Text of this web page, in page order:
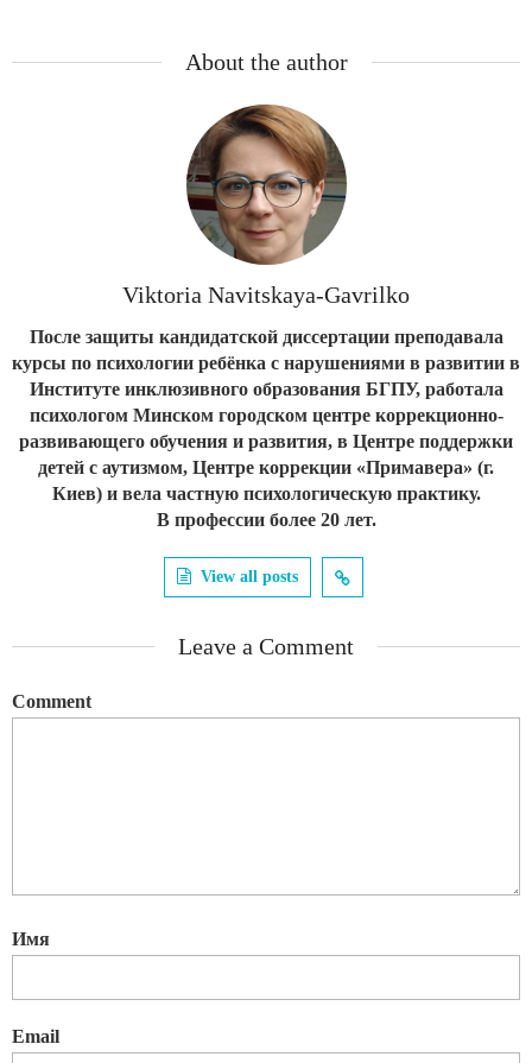
About the author
Viktoria Navitskaya-Gavrilko
После защиты кандидатской диссертации преподавала
курсы по психологии ребёнка с нарушениями в развитии в
Институте инклюзивного образования БГПУ, работала
психологом Минском городском центре коррекционно-
развивающего обучения и развития, в Центре поддержки
детей с аутизмом, Центре коррекции «Примавера» (г.
Киев) и вела частную психологическую практику.
В профессии более 20 лет.
View all posts
Leave a Comment
Comment
Имя
Email